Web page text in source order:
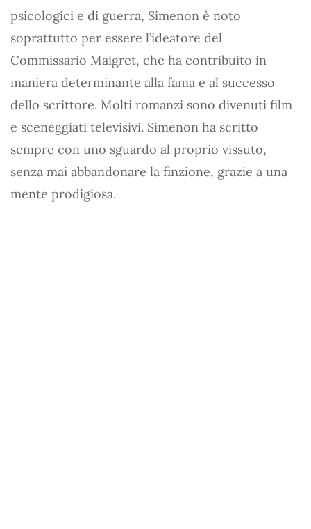
psicologici e di guerra, Simenon è noto
soprattutto per essere l’ideatore del
Commissario Maigret, che ha contribuito in
maniera determinante alla fama e al successo
dello scrittore. Molti romanzi sono divenuti film
e sceneggiati televisivi. Simenon ha scritto
sempre con uno sguardo al proprio vissuto,
senza mai abbandonare la finzione, grazie a una
mente prodigiosa.